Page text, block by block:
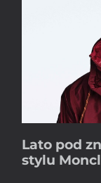
Lato pod
stylu